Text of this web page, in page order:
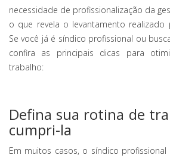
necessidade de profissionalização da
o que revela o levantamento realizado
Se você já é síndico profissional ou
confira as principais dicas para
trabalho:
Defina sua rotina de
cumpri-la
Em muitos casos, o síndico